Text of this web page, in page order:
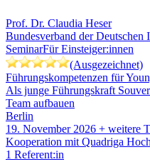
Prof. Dr. Claudia Heser
Bundesverband der
SeminarFür Einsteiger:innen
(Ausgezeichnet)
Führungskompetenzen für
Als junge Führungskraft
Team aufbauen
Berlin
19. November 2026 + weitere
Kooperation mit Quadriga
1 Referent:in